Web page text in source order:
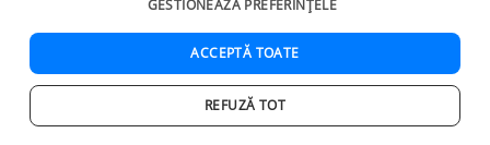
Acasa Cautare Cos Favorite Contul meu
îmbunătățirea serviciilor.Furnizori terți (225)pot, de asemenea,
prelucra datele dvs. în aceste și alte scopuri, inclusiv folosind date
precise de geolocalizare și caracteristici ale dispozitivului. Opțiunile
dvs. se aplică doar acestui site web. Unii furnizori se pot baza pe
interes legitim în loc de consimțământ; aveți dreptul să vă opuneți în
. Vă puteți retrage consimțământul în orice
GESTIONEAZĂ PREFERINȚELE
ACCEPTĂ TOATE
REFUZĂ TOT